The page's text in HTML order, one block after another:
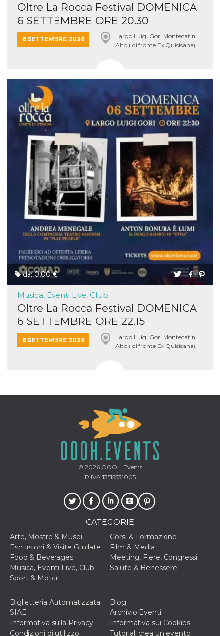
Oltre La Rocca Festival DOMENICA
6 SETTEMBRE ORE 20.30
6 SETTEMBRE 2026
Largo Luigi Gori Montecatini
Alto ( di fronte Ex Quisisana),
da: 0,00 €
Musica, Eventi Live, Club
Oltre La Rocca Festival DOMENICA
6 SETTEMBRE ORE 22.15
6 SETTEMBRE 2026
Largo Luigi Gori Montecatini
Alto ( di fronte Ex Quisisana),
© 2026OOOH.Events
P.IVA 13515531005
CATEGORIE
Arte, Mostre & Musei
Corsi & Formazione
Escursioni & Visite Guidate
Film & Media
Food & Beverages
Meeting, Fiere, Congressi
Musica, Eventi Live, Club
Salute & Benessere
Sport & Motori
Biglietteria Automatizzata
SIAE
Blog
Archivio Eventi
Informativa sulla Privacy
Informativa sui Cookies
Condizioni di utilizzo
Tutorial: crea un evento